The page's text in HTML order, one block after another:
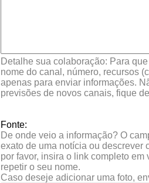
Detalhe sua colaboração: Para
nome do canal, número, recursos
apenas para enviar informações.
previsões de novos canais, fique
Fonte:
De onde veio a informação? O
exato de uma notícia ou descrever
por favor, insira o link completo
repetir o seu nome.
Caso deseje adicionar uma foto,